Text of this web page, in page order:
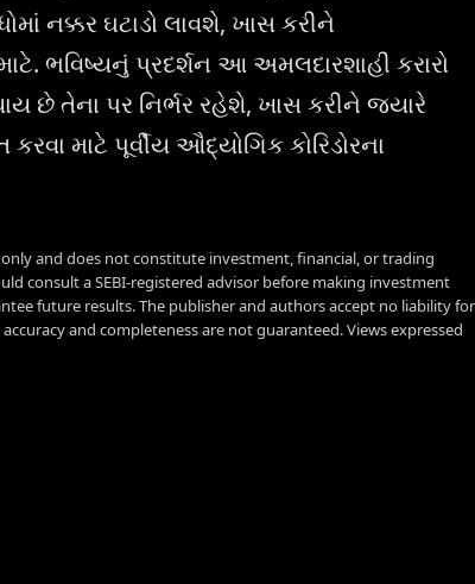
નક્કર ઘટાડો લાવશે, ખાસ કરીને
ભવિષ્યનું પ્રદર્શન આ અમલદારશાહી કરારો
તેના પર નિર્ભર રહેશે, ખાસ કરીને જ્યારે
માટે પૂર્વીય ઔદ્યોગિક કોરિડોરના
and does not constitute investment, financial, or trading
consult a SEBI-registered advisor before making investment
future results. The publisher and authors accept no liability for
and completeness are not guaranteed. Views expressed